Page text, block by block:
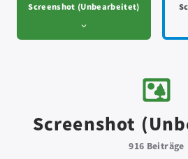
Screenshot (Unbearbeitet)
Screenshot
916 Beiträge